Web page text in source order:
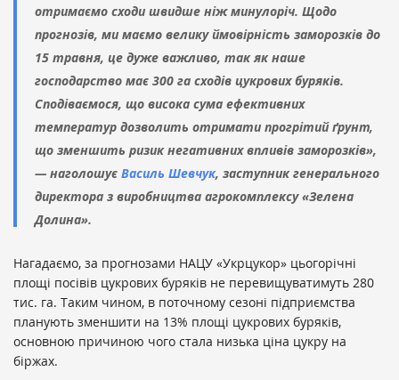
отримаємо сходи швидше ніж минулоріч. Щодо
прогнозів, ми маємо велику ймовірність заморозків до
15 травня, це дуже важливо, так як наше
господарство має 300 га сходів цукрових буряків.
Сподіваємося, що висока сума ефективних
температур дозволить отримати прогрітий ґрунт,
що зменшить ризик негативних впливів заморозків»,
— наголошує Василь Шевчук, заступник генерального
директора з виробництва агрокомплексу «Зелена
Долина».
Нагадаємо, за прогнозами НАЦУ «Укрцукор» цьогорічні
площі посівів цукрових буряків не перевищуватимуть 280
тис. га. Таким чином, в поточному сезоні підприємства
планують зменшити на 13% площі цукрових буряків,
основною причиною чого стала низька ціна цукру на
біржах.